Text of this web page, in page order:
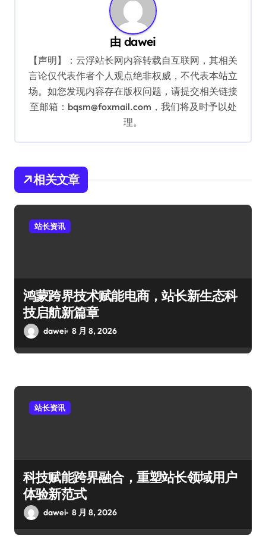
由dawei
【声明】：云浮站长网内容转载自互联网，其相关
言论仅代表作者个人观点绝非权威，不代表本站立
场。如您发现内容存在版权问题，请提交相关链接
至邮箱：bqsm@foxmail.com，我们将及时予以处
理。
相关文章
站长资讯
鸿蒙跨界技术赋能电商，站长新生态科
技启航新篇章
dawei 8 月 8, 2026
站长资讯
科技赋能跨界融合，重塑站长领域用户
体验新范式
dawei 8 月 8, 2026